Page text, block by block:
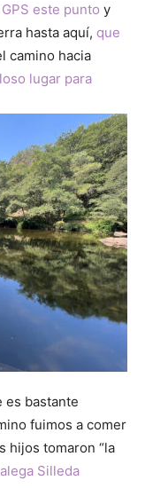
este punto y
hasta aquí, que
camino hacia
lugar para
es bastante
fuimos a comer
hijos tomaron “la
Silleda